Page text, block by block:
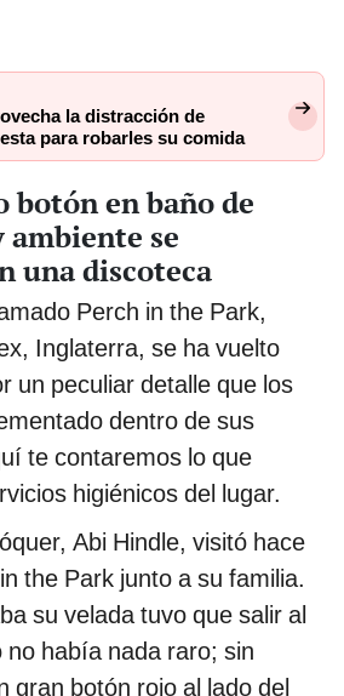
la distracción de
para robarles su comida
botón en baño de
se
una discoteca
Perch in the Park,
Inglaterra, se ha vuelto
un peculiar detalle que los
dentro de sus
te contaremos lo que
higiénicos del lugar.
Abi Hindle, visitó hace
the Park junto a su familia.
su velada tuvo que salir al
no había nada raro; sin
gran botón rojo al lado del